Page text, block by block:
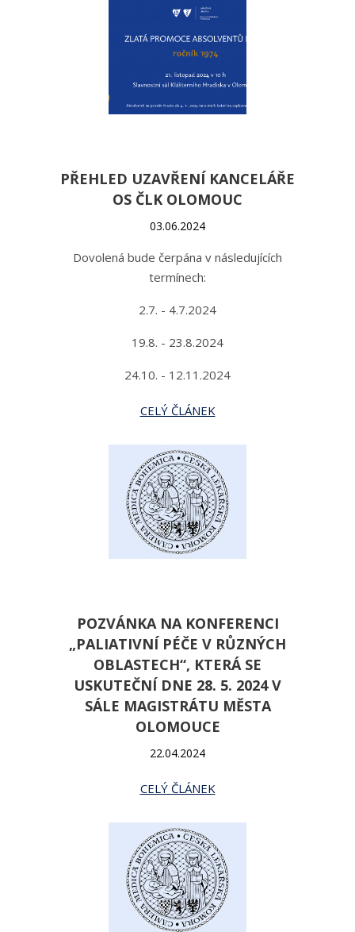
PŘEHLED UZAVŘENÍ KANCELÁŘE
OS ČLK OLOMOUC
03.06.2024
Dovolená bude čerpána v následujících
termínech:
2.7. - 4.7.2024
19.8. - 23.8.2024
24.10. - 12.11.2024
CELÝ ČLÁNEK
POZVÁNKA NA KONFERENCI
„PALIATIVNÍ PÉČE V RŮZNÝCH
OBLASTECH“, KTERÁ SE
USKUTEČNÍ DNE 28. 5. 2024 V
SÁLE MAGISTRÁTU MĚSTA
OLOMOUCE
22.04.2024
CELÝ ČLÁNEK